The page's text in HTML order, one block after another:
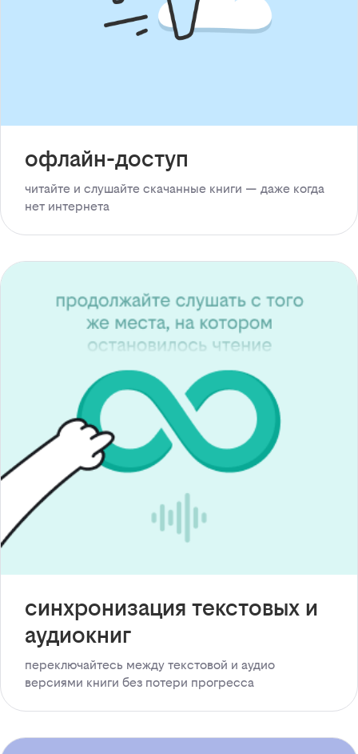
офлайн-доступ
читайте и слушайте скачанные книги — даже когда
нет интернета
синхронизация текстовых и
аудиокниг
переключайтесь между текстовой и аудио
версиями книги без потери прогресса